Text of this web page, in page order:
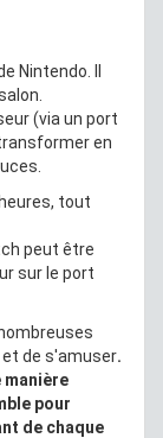
Nintendo. Il
(via un port
en
tout
peut être
sur le port
de s'amuser.
manière
pour
de chaque